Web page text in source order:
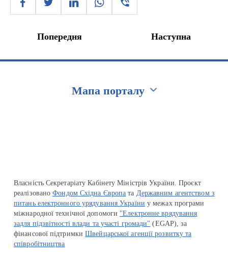
Попередня Наступна
Мапа порталу
Власність Секретаріату Кабінету Міністрів України. Проєкт
реалізованоФондом Східна Європа та Державним агентством з
питань електронного урядування України у межах програми
міжнародної технічної допомоги "Електронне врядування
задля підзвітності влади та участі громади" (EGAP), за
фінансової підтримкиШвейцарської агенції розвитку та
співробітництва